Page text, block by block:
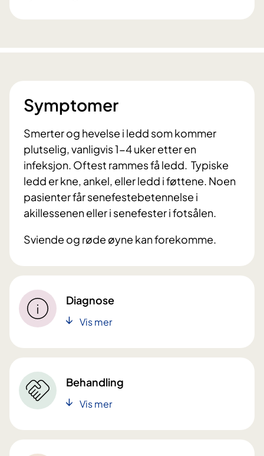
Symptomer
Smerter og hevelse i ledd som kommer
plutselig, vanligvis 1-4 uker etter en
infeksjon. Oftest rammes få ledd. Typiske
ledd er kne, ankel, eller ledd i føttene. Noen
pasienter får senefestebetennelse i
akillessenen eller i senefester i fotsålen.
Sviende og røde øyne kan forekomme.
Diagnose
Vis mer
Behandling
Vis mer